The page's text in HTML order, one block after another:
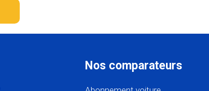
Nos comparateurs